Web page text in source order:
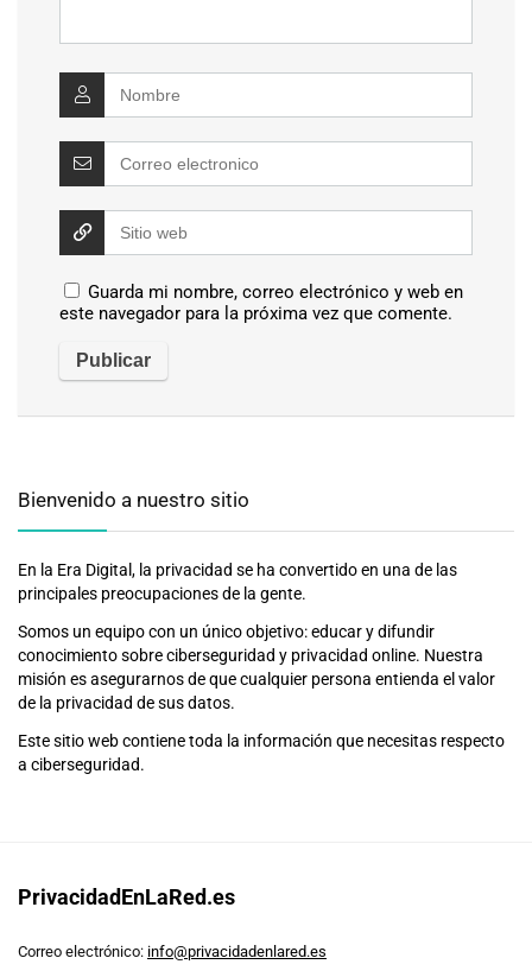
Guarda mi nombre, correo electrónico y web en
este navegador para la próxima vez que comente.
Bienvenido a nuestro sitio
En la Era Digital, la privacidad se ha convertido en una de las
principales preocupaciones de la gente.
Somos un equipo con un único objetivo: educar y difundir
conocimiento sobre ciberseguridad y privacidad online. Nuestra
misión es asegurarnos de que cualquier persona entienda el valor
de la privacidad de sus datos.
Este sitio web contiene toda la información que necesitas respecto
a ciberseguridad.
PrivacidadEnLaRed.es
Correo electrónico: info@privacidadenlared.es